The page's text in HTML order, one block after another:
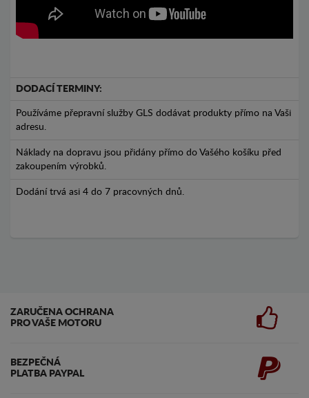
DODACÍ TERMINY:
Používáme přepravní služby GLS dodávat produkty přímo na Vaši
adresu.
Náklady na dopravu jsou přidány přímo do Vašého košíku před
zakoupením výrobků.
Dodání trvá asi 4 do 7 pracovných dnů.
ZARUČENA OCHRANA
PRO VAŠE MOTORU
BEZPEČNÁ
PLATBA PAYPAL